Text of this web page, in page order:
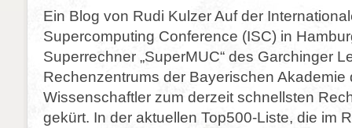
Ein Blog von Rudi Kulzer Auf der
Supercomputing Conference (ISC) in
Superrechner „SuperMUC“ des Garchinger
Rechenzentrums der Bayerischen Akademie
Wissenschaftler zum derzeit schnellsten
gekürt. In der aktuellen Top500-Liste, die im